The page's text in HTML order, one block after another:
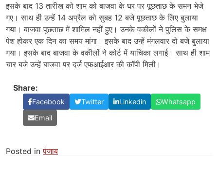
इसके बाद 13 तारीख को शाम को बाजवा के घर पर पूछताछ के समन भेजे
गए। साथ ही उन्हें 14 अप्रैल को सुबह 12 बजे पूछताछ के लिए बुलाया
गया। बाजवा पूछताछ में शामिल नहीं हुए। उनके वकीलों ने पुलिस के समक्ष
पेश होकर एक दिन का समय मांगा। इसके बाद उन्हें मंगलवार दो बजे बुलाया
गया। इसके बाद बाजवा के वकीलों ने कोर्ट में याचिका लगाई। साथ ही शाम
चार बजे उन्हें बाजवा पर दर्ज एफआईआर की कॉपी मिली।
Share:
Facebook Twitter Linkedin
Whatsapp
Email
Posted inपंजाब